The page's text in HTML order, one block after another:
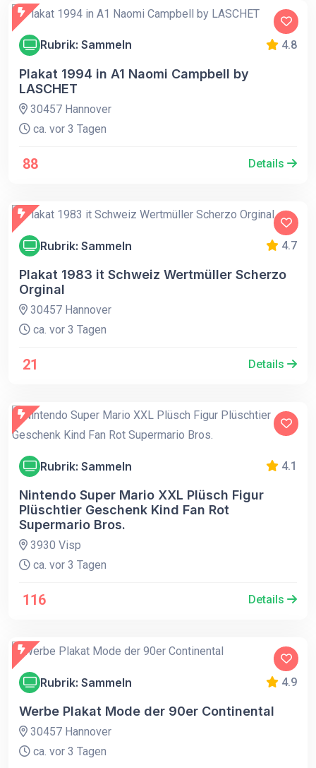
Rubrik: Sammeln 4.8
Plakat 1994 in A1 Naomi Campbell by
LASCHET
30457 Hannover
ca. vor 3 Tagen
88 Details
Rubrik: Sammeln 4.7
Plakat 1983 it Schweiz Wertmüller Scherzo
Orginal
30457 Hannover
ca. vor 3 Tagen
21 Details
Rubrik: Sammeln 4.1
Nintendo Super Mario XXL Plüsch Figur
Plüschtier Geschenk Kind Fan Rot
Supermario Bros.
3930 Visp
ca. vor 3 Tagen
116 Details
Rubrik: Sammeln 4.9
Werbe Plakat Mode der 90er Continental
30457 Hannover
ca. vor 3 Tagen